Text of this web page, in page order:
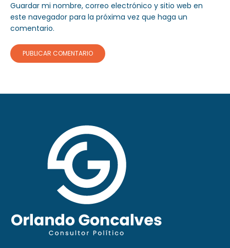
Guardar mi nombre, correo electrónico y sitio web en
este navegador para la próxima vez que haga un
comentario.